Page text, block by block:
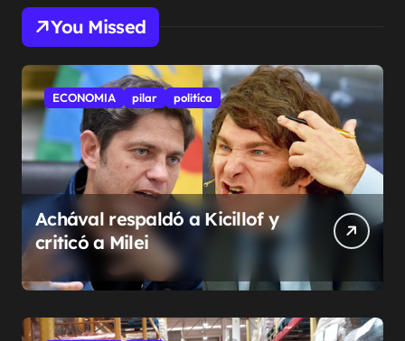
You Missed
ECONOMIA pilar politíca
Achával respaldó a Kicillof y
criticó a Milei